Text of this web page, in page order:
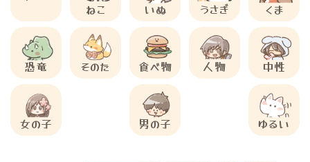
ねこ
いぬ うさぎ くま
恐竜 そのた 食べ物 人物 中性
女の子 男の子 ゆるい